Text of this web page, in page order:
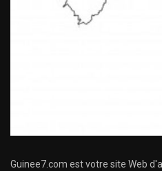
Guinee7.com est votre site Web